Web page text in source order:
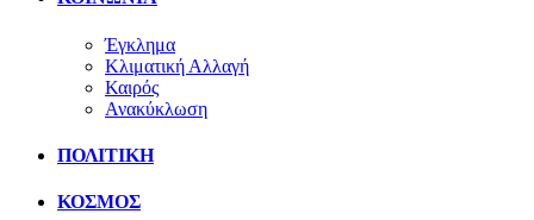
Έγκλημα
Κλιματική Αλλαγή
Καιρός
Ανακύκλωση
ΠΟΛΙΤΙΚΗ
ΚΟΣΜΟΣ